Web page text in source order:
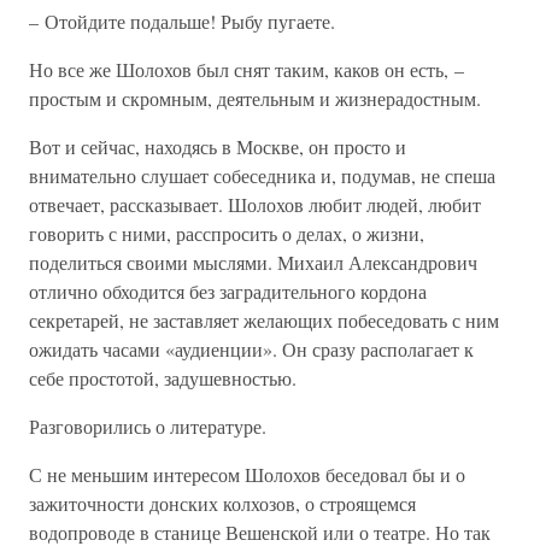
– Отойдите подальше! Рыбу пугаете.
Но все же Шолохов был снят таким, каков он есть, –
простым и скромным, деятельным и жизнерадостным.
Вот и сейчас, находясь в Москве, он просто и
внимательно слушает собеседника и, подумав, не спеша
отвечает, рассказывает. Шолохов любит людей, любит
говорить с ними, расспросить о делах, о жизни,
поделиться своими мыслями. Михаил Александрович
отлично обходится без заградительного кордона
секретарей, не заставляет желающих побеседовать с ним
ожидать часами «аудиенции». Он сразу располагает к
себе простотой, задушевностью.
Разговорились о литературе.
С не меньшим интересом Шолохов беседовал бы и о
зажиточности донских колхозов, о строящемся
водопроводе в станице Вешенской или о театре. Но так